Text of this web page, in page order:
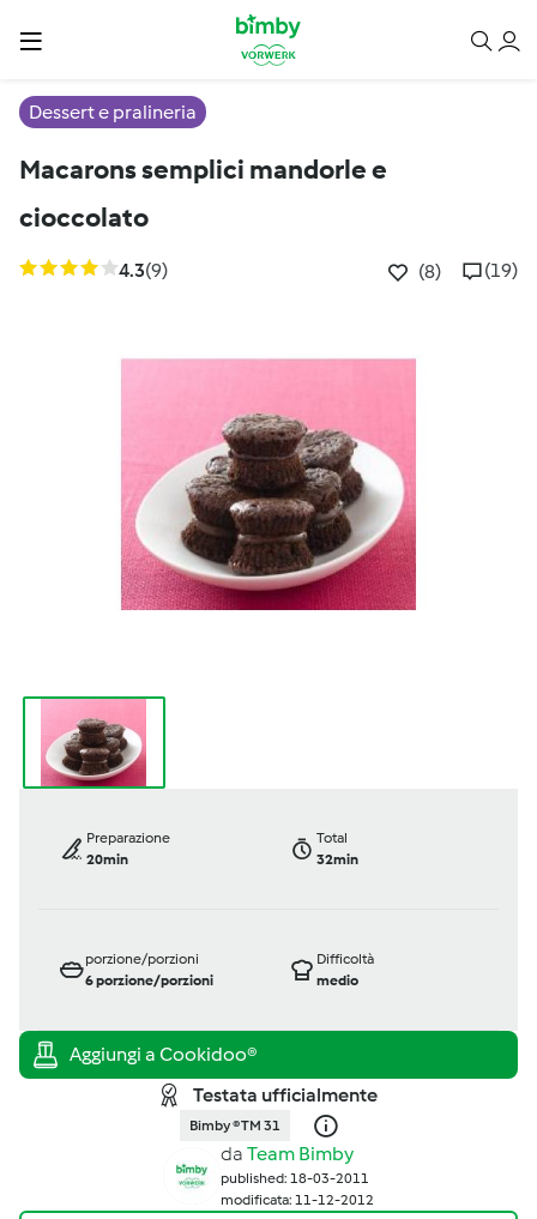
Dessert e pralineria
Macarons semplici mandorle e
cioccolato
4.3(9) (8) (19)
Preparazione
20min
Total
32min
porzione/porzioni
6porzione/porzioni
Difficoltà
medio
Testata ufficialmente
Bimby ® TM 31
da Team Bimby
published: 18-03-2011
modificata: 11-12-2012